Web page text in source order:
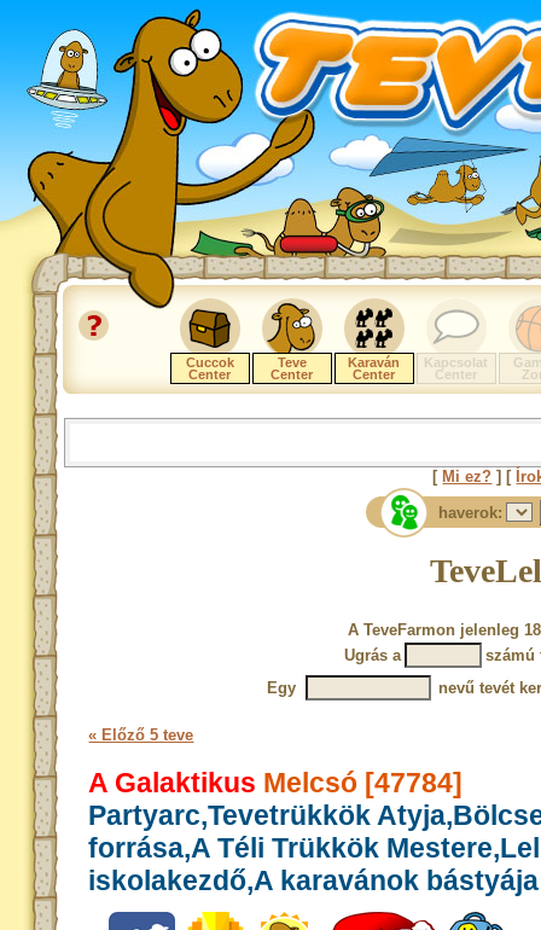
Cuccok
Center
Teve
Center
Karaván
Center
Kapcsolat
Center
[ Mi ez? ] [
haverok:
A TeveFarmon jelenleg
Ugrás a
számú
Egy
nevű tevét
« Előző 5 teve
A Galaktikus Melcsó [47784]
Partyarc,Tevetrükkök
forrása,A Téli Trükkök
iskolakezdő,A karavánok bástyája